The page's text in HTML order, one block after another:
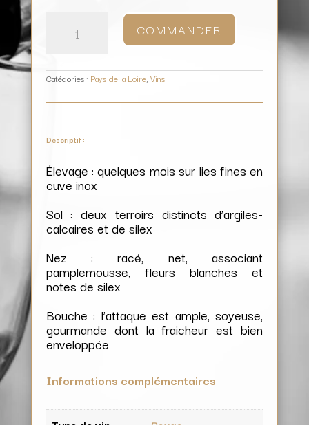
COMMANDER
Catégories : Pays de la Loire, Vins
Descriptif :
Élevage : quelques mois sur lies fines en
cuve inox
Sol : deux terroirs distincts d’argiles-
calcaires et de silex
Nez : racé, net, associant
pamplemousse, fleurs blanches et
notes de silex
Bouche : l’attaque est ample, soyeuse,
gourmande dont la fraicheur est bien
enveloppée
Informations complémentaires